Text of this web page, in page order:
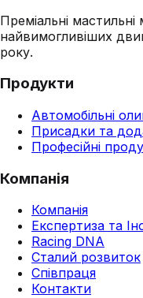
Преміальні мастильні
найвимогливіших
року.
Продукти
Автомобільні
Присадки та
Професійні
Компанія
Компанія
Експертиза та
Racing DNA
Сталий розвиток
Співпраця
Контакти